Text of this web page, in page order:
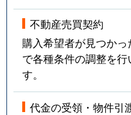
双葉町
3,800万
古庄
3,200万
古庄
4,300万
古庄
6,000万
不動産売買契約
購入希望者が見つか
で各種条件の調整を
す。
代金の受領・物件引